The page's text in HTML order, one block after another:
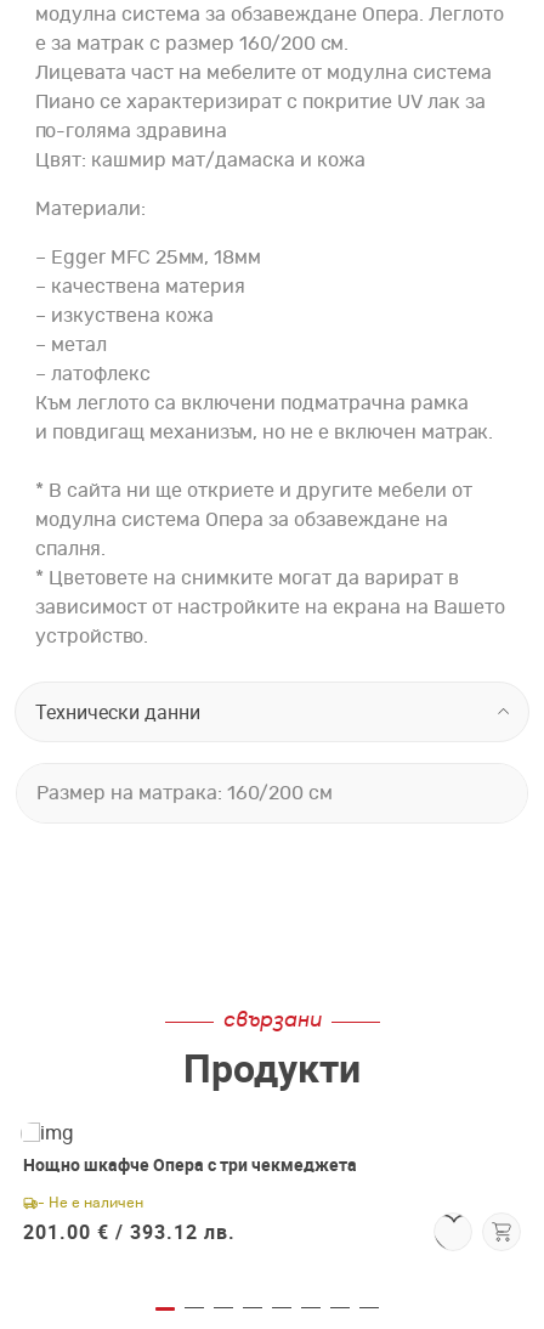
модулна система за обзавеждане Опера. Леглото
е за матрак с размер 160/200 см.
Лицевата част на мебелите от модулна система
Пиано се характеризират с покритие UV лак за
по-голяма здравина
Цвят: кашмир мат/дамаска и кожа
Материали:
– Egger MFC 25мм, 18мм
– качествена материя
– изкуствена кожа
– метал
– латофлекс
Към леглото са включени подматрачна рамка
и повдигащ механизъм, но не е включен матрак.
* В сайта ни ще откриете и другите мебели от
модулна система Опера за обзавеждане на
спалня.
* Цветовете на снимките могат да варират в
зависимост от настройките на екрана на Вашето
устройство.
Технически данни
Размер на матрака: 160/200 см
свързани
Продукти
Нощно шкафче Опера с три чекмеджета
- Не е наличен
201.00 € / 393.12 лв.